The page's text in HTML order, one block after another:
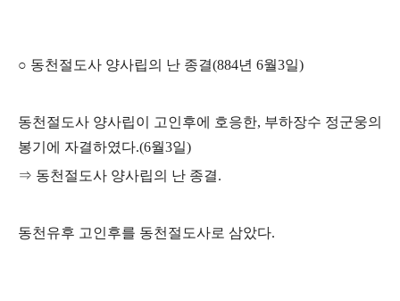
○ 동천절도사 양사립의 난 종결(884년 6월3일)
동천절도사 양사립이 고인후에 호응한, 부하장수 정군웅의
봉기에 자결하였다.(6월3일)
⇒ 동천절도사 양사립의 난 종결.
동천유후 고인후를 동천절도사로 삼았다.